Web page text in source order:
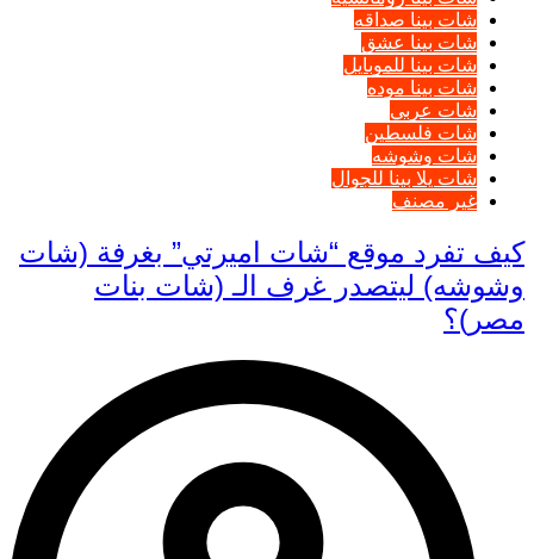
شات بينا صداقه
شات بينا عشق
شات بينا للموبايل
شات بينا موده
شات عربي
شات فلسطين
شات وشوشه
شات يلا بينا للجوال
غير مصنف
كيف تفرد موقع “شات اميرتي” بغرفة (شات
وشوشه) ليتصدر غرف الـ (شات بنات
مصر)؟